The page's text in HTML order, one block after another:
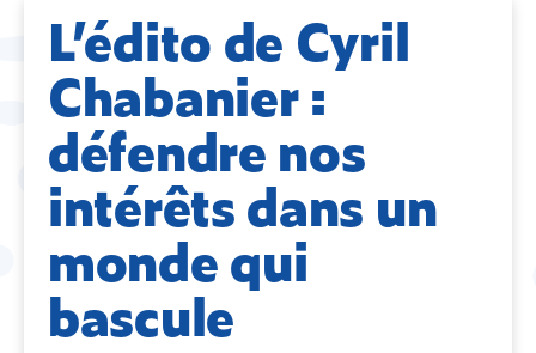
L’édito de Cyril
Chabanier :
défendre nos
intérêts dans un
monde qui
bascule